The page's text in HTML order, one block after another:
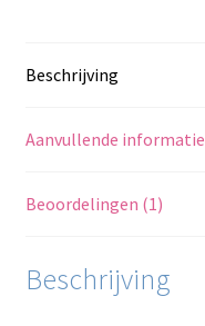
Beschrijving
Aanvullende informatie
Beoordelingen (1)
Beschrijving